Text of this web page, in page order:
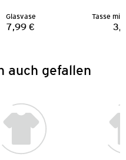
Glasvase
Preis:
7,99 €
Tasse mit
auch gefallen